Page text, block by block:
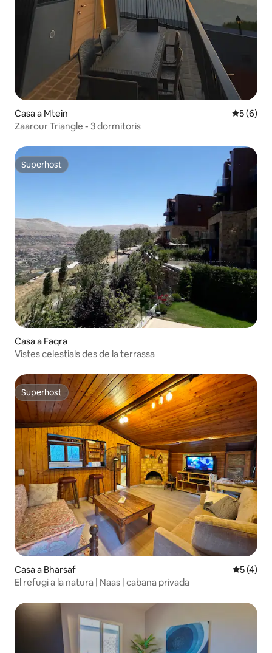
Casa a Mtein 5 de
5 (6)
Zaarour Triangle - 3 dormitoris
Superhost
Superhost
Casa a Faqra
Vistes celestials des de la terrassa
Superhost
Superhost
Casa a Bharsaf 5 de
5 (4)
El refugi a la natura | Naas | cabana privada